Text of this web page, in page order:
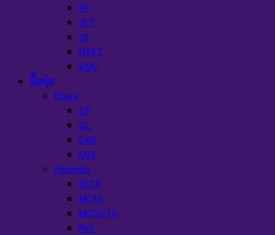
PF
JET
JX
NXF2
VML
ปั๊มจุ่ม
Ebara
DF
DL
DML
DVS
Pedrollo
BC10
MC45
MC50-70
Rx2